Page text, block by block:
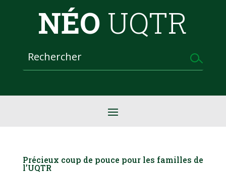
NÉO UQTR
Précieux coup de pouce pour les familles de
l’UQTR